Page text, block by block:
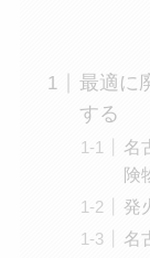
最適に
する
名
険
発
名